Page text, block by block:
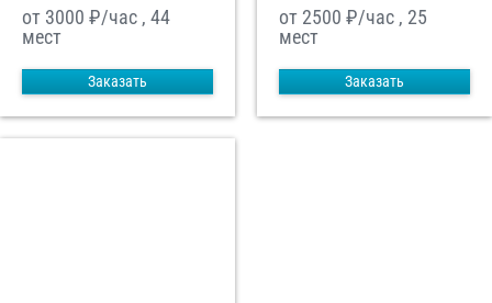
от 3000 ₽/час , 44
мест
Заказать
от 2500 ₽/час , 25
мест
Заказать